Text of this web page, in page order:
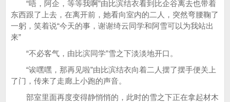
“唔，阿企，等等我啊”由比滨结衣看到比企谷离去也带着
东西跟了上去，在离开前，她看向室内的二人，突然弯腰鞠了
一躬，笑着说“今天的事，谢谢绮云同学和阿雪可以为我站出
来”
“不必客气，由比滨同学”雪之下淡淡地开口。
“诶嘿嘿，那再见啦”由比滨结衣向着二人摆了摆手便关上
了门，传来了走廊上小跑的声音。
部室里面再度变得静悄悄的，此时的雪之下正在拿起材木